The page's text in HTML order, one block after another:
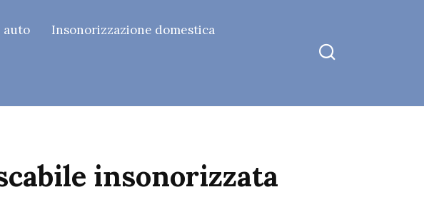
auto Insonorizzazione domestica
insonorizzata